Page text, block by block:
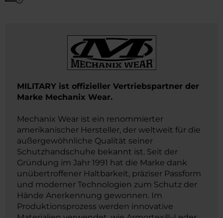
MILITARY ist offizieller Vertriebspartner der
Marke Mechanix Wear.
Mechanix Wear ist ein renommierter
amerikanischer Hersteller, der weltweit für die
außergewöhnliche Qualität seiner
Schutzhandschuhe bekannt ist. Seit der
Gründung im Jahr 1991 hat die Marke dank
unübertroffener Haltbarkeit, präziser Passform
und moderner Technologien zum Schutz der
Hände Anerkennung gewonnen. Im
Produktionsprozess werden innovative